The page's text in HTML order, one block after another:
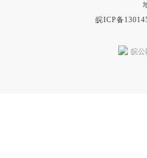
皖ICP备
皖公